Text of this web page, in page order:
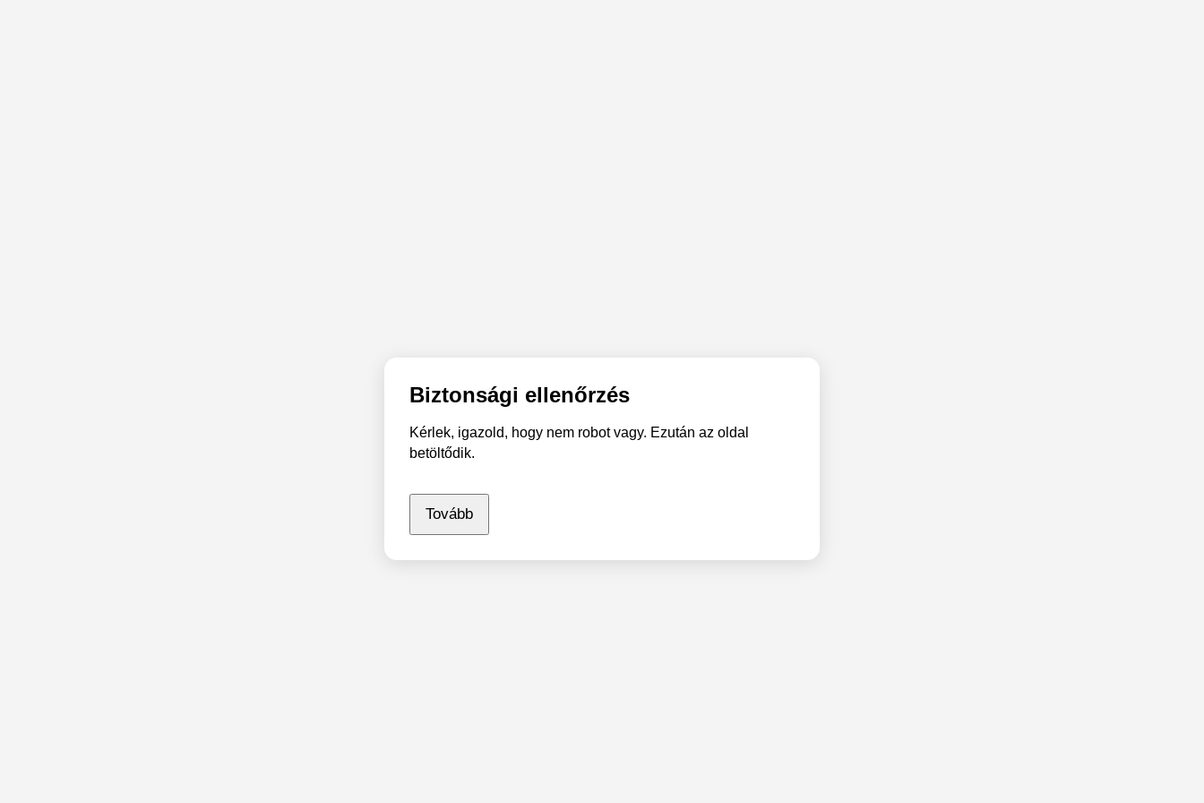
Biztonsági ellenőrzés
Kérlek, igazold, hogy nem robot vagy. Ezután az oldal
betöltődik.
Tovább